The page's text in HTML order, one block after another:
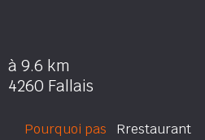
à 9.6 km
4260 Fallais
Pourquoi pas Rrestaurant